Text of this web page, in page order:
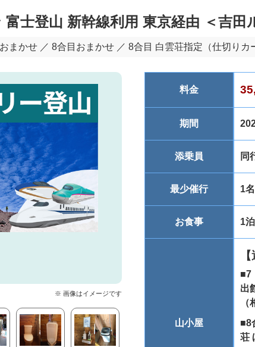
士登山 新幹線利用 東京経由 ＜吉田
まかせ ／ 8合目おまかせ ／ 8合目 白雲荘指定（仕切りカ
※ 画像はイメージです
料金
期間
添乗員 同
最少催行 1
お食事 1
山小屋
■7
出
■8
荘